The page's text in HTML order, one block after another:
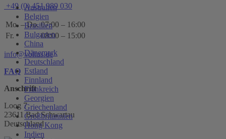
Australien
Belgien
Brasilien
Bulgarien
China
Dänemark
Deutschland
Estland
Finnland
Frankreich
Georgien
Griechenland
Großbritannien
Hong Kong
Indien
+49 (0) 451 989 030
Mo. – Do. 07:00 – 16:00
Fr.
08:00 – 15:00
info@voltus.de
FAQ
Anschrift
Loog 7
23611 Bad Schwartau
Deutschland